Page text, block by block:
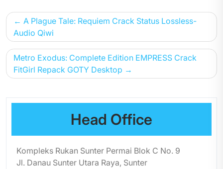
Post
navigation
A Plague Tale: Requiem Crack Status Lossless-
Audio Qiwi
Metro Exodus: Complete Edition EMPRESS Crack
FitGirl Repack GOTY Desktop
Head Office
Kompleks Rukan Sunter Permai Blok C No. 9
Jl. Danau Sunter Utara Raya, Sunter